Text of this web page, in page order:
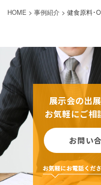
HOME > 事例紹介 > 健食原料･
展示会の出
お気軽にご相
お問い